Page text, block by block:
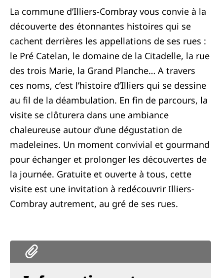
La commune d’Illiers-Combray vous convie à la
découverte des étonnantes histoires qui se
cachent derrières les appellations de ses rues :
le Pré Catelan, le domaine de la Citadelle, la rue
des trois Marie, la Grand Planche… A travers
ces noms, c’est l’histoire d’Illiers qui se dessine
au fil de la déambulation. En fin de parcours, la
visite se clôturera dans une ambiance
chaleureuse autour d’une dégustation de
madeleines. Un moment convivial et gourmand
pour échanger et prolonger les découvertes de
la journée. Gratuite et ouverte à tous, cette
visite est une invitation à redécouvrir Illiers-
Combray autrement, au gré de ses rues.